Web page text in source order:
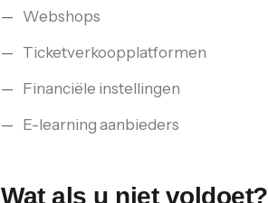
Webshops
Ticketverkoopplatformen
Financiële instellingen
E-learning aanbieders
Wat als u niet voldoet?